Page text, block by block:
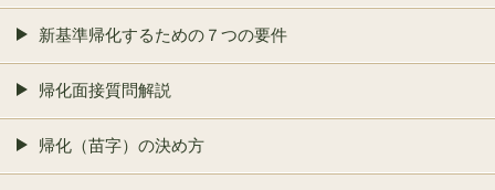
新基準帰化するための７つの要件
帰化面接質問解説
帰化（苗字）の決め方